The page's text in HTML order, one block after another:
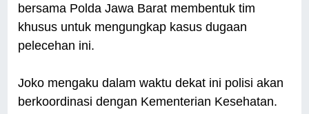
bersama Polda Jawa Barat membentuk tim
khusus untuk mengungkap kasus dugaan
pelecehan ini.
Joko mengaku dalam waktu dekat ini polisi akan
berkoordinasi dengan Kementerian Kesehatan.